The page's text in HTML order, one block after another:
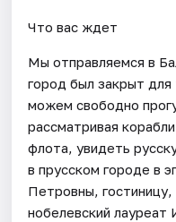
Что вас ждет
Мы отправляемся в
город был закрыт
можем свободно
рассматривая
флота, увидеть
в прусском городе в
Петровны, гостиницу,
нобелевский